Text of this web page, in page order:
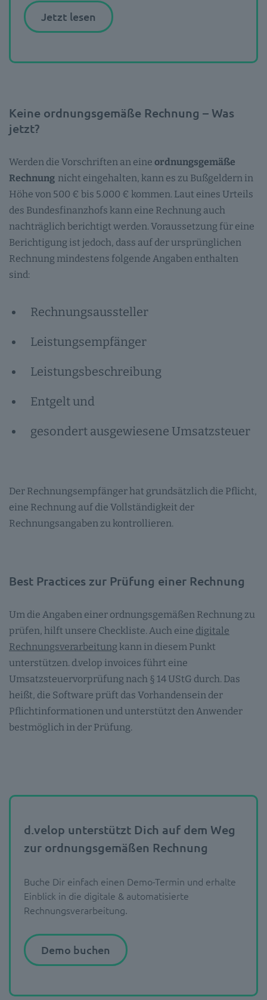
Jetzt lesen
Keine ordnungsgemäße Rechnung – Was
jetzt?
Werden die Vorschriften an eine ordnungsgemäße
Rechnung nicht eingehalten, kann es zu Bußgeldern in
Höhe von 500 € bis 5.000 € kommen. Laut eines Urteils
des Bundesfinanzhofs kann eine Rechnung auch
nachträglich berichtigt werden. Voraussetzung für eine
Berichtigung ist jedoch, dass auf der ursprünglichen
Rechnung mindestens folgende Angaben enthalten
sind:
Rechnungsaussteller
Leistungsempfänger
Leistungsbeschreibung
Entgelt und
gesondert ausgewiesene Umsatzsteuer
Der Rechnungsempfänger hat grundsätzlich die Pflicht,
eine Rechnung auf die Vollständigkeit der
Rechnungsangaben zu kontrollieren.
Best Practices zur Prüfung einer Rechnung
Um die Angaben einer ordnungsgemäßen Rechnung zu
prüfen, hilft unsere Checkliste. Auch eine digitale
Rechnungsverarbeitung kann in diesem Punkt
unterstützen. d.velop invoices führt eine
Umsatzsteuervorprüfung nach § 14 UStG durch. Das
heißt, die Software prüft das Vorhandensein der
Pflichtinformationen und unterstützt den Anwender
bestmöglich in der Prüfung.
d.velop unterstützt Dich auf dem Weg
zur ordnungsgemäßen Rechnung
Buche Dir einfach einen Demo-Termin und erhalte
Einblick in die digitale & automatisierte
Rechnungsverarbeitung.
Demo buchen